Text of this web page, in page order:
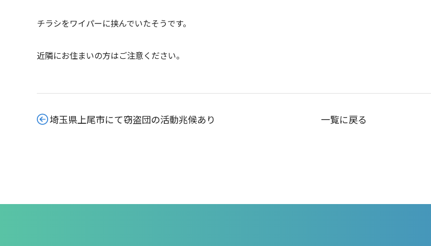
チラシをワイパーに挟んでいたそうです。
近隣にお住まいの方はご注意ください。
埼玉県上尾市にて窃盗団の活動兆候あり 一覧に戻る